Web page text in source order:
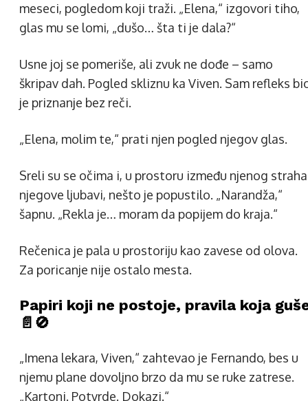
meseci, pogledom koji traži. „Elena,“ izgovori tiho,
glas mu se lomi, „dušo… šta ti je dala?“
Usne joj se pomeriše, ali zvuk ne dođe – samo
škripav dah. Pogled skliznu ka Viven. Sam refleks
je priznanje bez reči.
„Elena, molim te,“ prati njen pogled njegov glas.
Sreli su se očima i, u prostoru između njenog
njegove ljubavi, nešto je popustilo. „Narandža,“
šapnu. „Rekla je… moram da popijem do kraja.“
Rečenica je pala u prostoriju kao zavese od olova.
Za poricanje nije ostalo mesta.
Papiri koji ne postoje, pravila koja
📄🚫
„Imena lekara, Viven,“ zahtevao je Fernando, bes u
njemu plane dovoljno brzo da mu se ruke zatrese.
„Kartoni. Potvrde. Dokazi.“